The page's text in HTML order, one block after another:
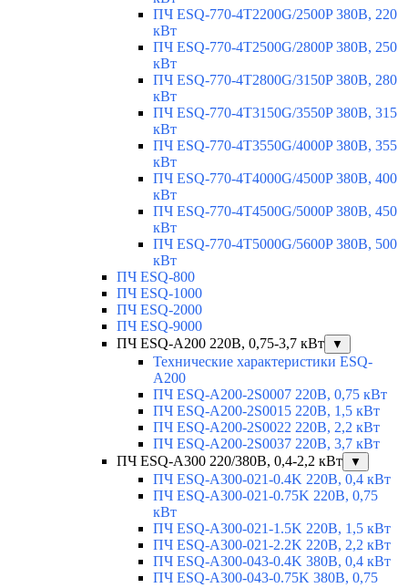
ПЧ ESQ-770-4T2200G/2500P 380В, 220
кВт
ПЧ ESQ-770-4T2500G/2800P 380В, 250
кВт
ПЧ ESQ-770-4T2800G/3150P 380В, 280
кВт
ПЧ ESQ-770-4T3150G/3550P 380В, 315
кВт
ПЧ ESQ-770-4T3550G/4000P 380В, 355
кВт
ПЧ ESQ-770-4T4000G/4500P 380В, 400
кВт
ПЧ ESQ-770-4T4500G/5000P 380В, 450
кВт
ПЧ ESQ-770-4T5000G/5600P 380В, 500
кВт
ПЧ ESQ-800
ПЧ ESQ-1000
ПЧ ESQ-2000
ПЧ ESQ-9000
ПЧ ESQ-A200 220В, 0,75-3,7 кВт
▼
Технические характеристики ESQ-
A200
ПЧ ESQ-A200-2S0007 220В, 0,75 кВт
ПЧ ESQ-A200-2S0015 220В, 1,5 кВт
ПЧ ESQ-A200-2S0022 220В, 2,2 кВт
ПЧ ESQ-A200-2S0037 220В, 3,7 кВт
ПЧ ESQ-A300 220/380В, 0,4-2,2 кВт
▼
ПЧ ESQ-A300-021-0.4K 220В, 0,4 кВт
ПЧ ESQ-A300-021-0.75K 220В, 0,75
кВт
ПЧ ESQ-A300-021-1.5K 220В, 1,5 кВт
ПЧ ESQ-A300-021-2.2K 220В, 2,2 кВт
ПЧ ESQ-A300-043-0.4K 380В, 0,4 кВт
ПЧ ESQ-A300-043-0.75K 380В, 0,75